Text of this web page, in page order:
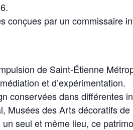
par un commissaire
de Saint‑Étienne
et d’expérimentation.
conservées dans différentes
des Arts décoratifs
seul et même lieu, ce